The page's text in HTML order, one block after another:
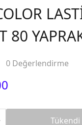
80
0 Değerlendirme
Tükendi